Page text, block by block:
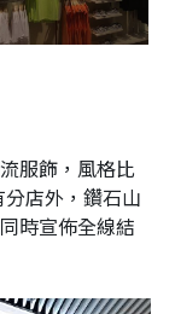
服飾，風格比
店外，鑽石山
時宣佈全線結